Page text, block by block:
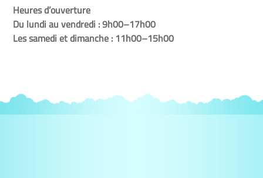
Heures d’ouverture
Du lundi au vendredi : 9h00–17h00
Les samedi et dimanche : 11h00–15h00